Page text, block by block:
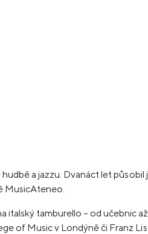
a jazzu. Dvanáct let působil
MusicAteneo.
italský tamburello – od učebnic
of Music v Londýně či Franz